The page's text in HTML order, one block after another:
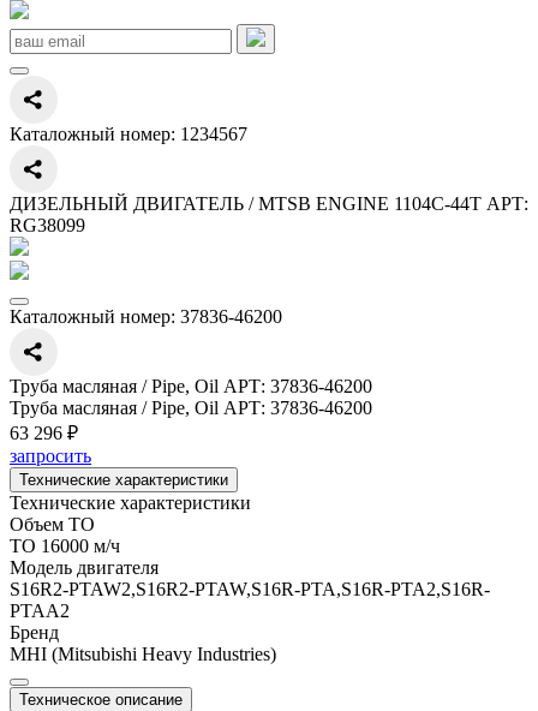
Каталожный номер: 1234567
ДИЗЕЛЬНЫЙ ДВИГАТЕЛЬ / MTSB ENGINE 1104C-44T АРТ:
RG38099
Каталожный номер: 37836-46200
Труба масляная / Pipe, Oil АРТ: 37836-46200
Труба масляная / Pipe, Oil АРТ: 37836-46200
63 296 ₽
запросить
Технические характеристики
Технические характеристики
Объем ТО
ТО 16000 м/ч
Модель двигателя
S16R2-PTAW2,S16R2-PTAW,S16R-PTA,S16R-PTA2,S16R-
PTAA2
Бренд
MHI (Mitsubishi Heavy Industries)
Техническое описание